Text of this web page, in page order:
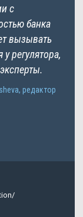
с
банка
вызывать
у регулятора,
редактор